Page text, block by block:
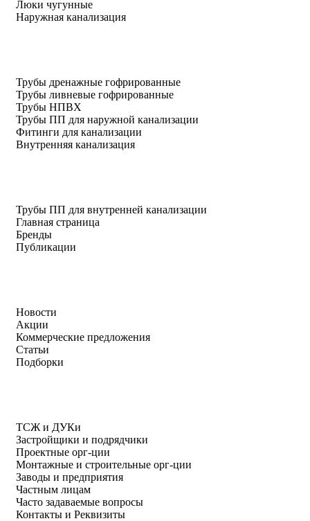
Люки чугунные
Наружная канализация
Трубы дренажные гофрированные
Трубы ливневые гофрированные
Трубы НПВХ
Трубы ПП для наружной канализации
Фитинги для канализации
Внутренняя канализация
Трубы ПП для внутренней канализации
Главная страница
Бренды
Публикации
Новости
Акции
Коммерческие предложения
Статьи
Подборки
ТСЖ и ДУКи
Застройщики и подрядчики
Проектные орг-ции
Монтажные и строительные орг-ции
Заводы и предприятия
Частным лицам
Часто задаваемые вопросы
Контакты и Реквизиты